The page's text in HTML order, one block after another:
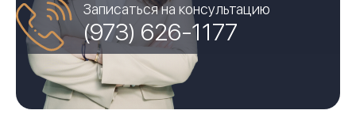
Записаться на консультацию
(973) 626-1177